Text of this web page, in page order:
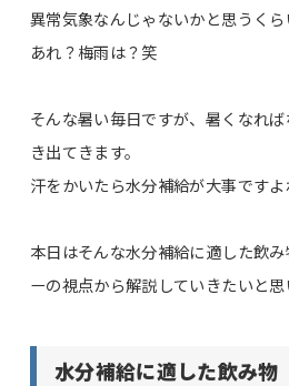
異常気象なんじゃないかと思うく
あれ？梅雨は？笑
そんな暑い毎日ですが、暑くなれ
き出てきます。
汗をかいたら水分補給が大事ですよ
本日はそんな水分補給に適した飲
ーの視点から解説していきたいと思
水分補給に適した飲み物